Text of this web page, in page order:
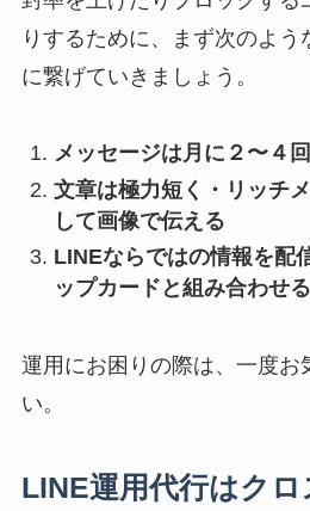
りするために、まず次のよ
に繋げていきましょう。
メッセージは月に２〜４
文章は極力短く・リッチ
して画像で伝える
LINEならではの情報を配
ップカードと組み合わせる
運用にお困りの際は、一度お
い。
LINE運用代行はク